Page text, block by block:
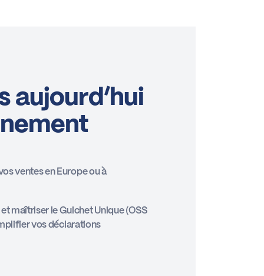
aujourd’hui
ventes en Europe ou à
maîtriser le Guichet Unique (OSS
vos déclarations